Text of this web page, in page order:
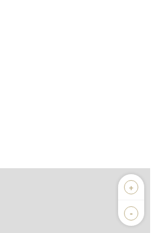
+
-
Biens vendus